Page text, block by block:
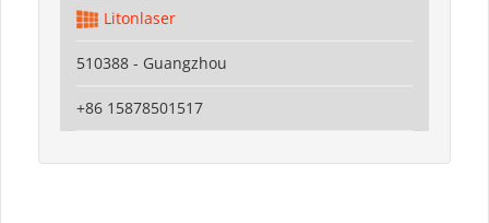
Litonlaser
510388 - Guangzhou
+86 15878501517